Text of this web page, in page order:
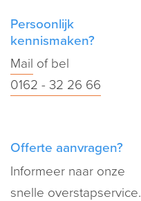
Persoonlijk
kennismaken?
Mail of bel
0162 - 32 26 66
Offerte aanvragen?
Informeer naar onze
snelle overstapservice.